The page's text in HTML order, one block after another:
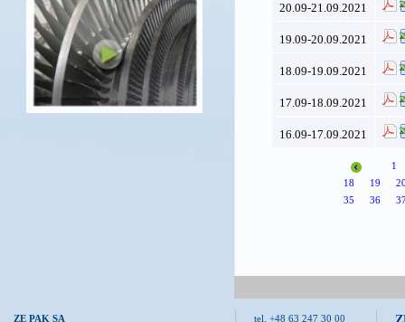
20.09-21.09.2021
19.09-20.09.2021
18.09-19.09.2021
17.09-18.09.2021
16.09-17.09.2021
1
18
19
35
36
ZE PAK SA
tel. +48 63 247 30 00